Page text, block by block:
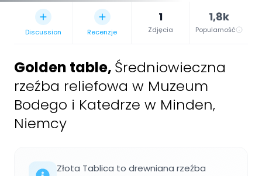
Discussion Recenzje
1
Zdjęcia
1,8k
Popularność
Golden table, Średniowieczna
rzeźba reliefowa w Muzeum
Bodego i Katedrze w Minden,
Niemcy
Złota Tablica to drewniana rzeźba